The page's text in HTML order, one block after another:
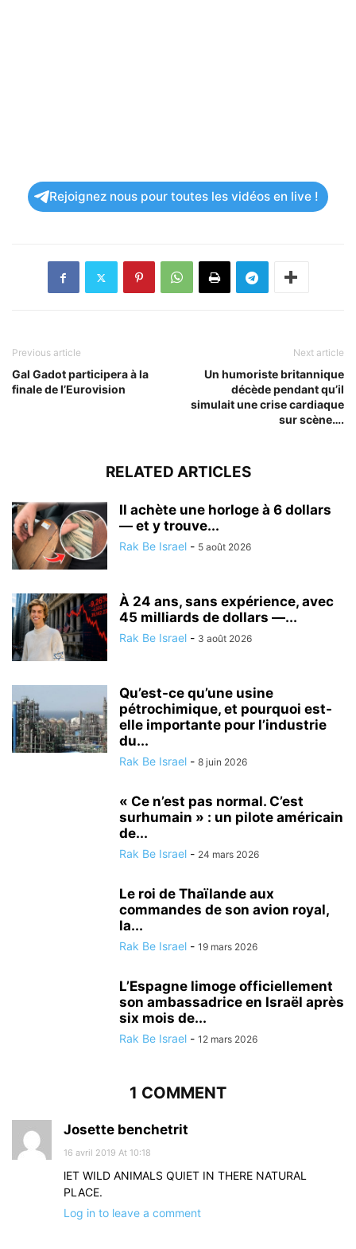
Rejoignez nous pour toutes les vidéos en live !
Previous article
Gal Gadot participera à la
finale de l’Eurovision
Next article
Un humoriste britannique
décède pendant qu’il
simulait une crise cardiaque
sur scène….
RELATED ARTICLES
Il achète une horloge à 6 dollars
— et y trouve...
Rak Be Israel - 5 août 2026
À 24 ans, sans expérience, avec
45 milliards de dollars —...
Rak Be Israel - 3 août 2026
Qu’est-ce qu’une usine
pétrochimique, et pourquoi est-
elle importante pour l’industrie
du...
Rak Be Israel - 8 juin 2026
« Ce n’est pas normal. C’est
surhumain » : un pilote américain
de...
Rak Be Israel - 24 mars 2026
Le roi de Thaïlande aux
commandes de son avion royal,
la...
Rak Be Israel - 19 mars 2026
L’Espagne limoge officiellement
son ambassadrice en Israël après
six mois de...
Rak Be Israel - 12 mars 2026
1 COMMENT
Josette benchetrit
16 avril 2019 At 10:18
lET WILD ANIMALS QUIET IN THERE NATURAL
PLACE.
Log in to leave a comment